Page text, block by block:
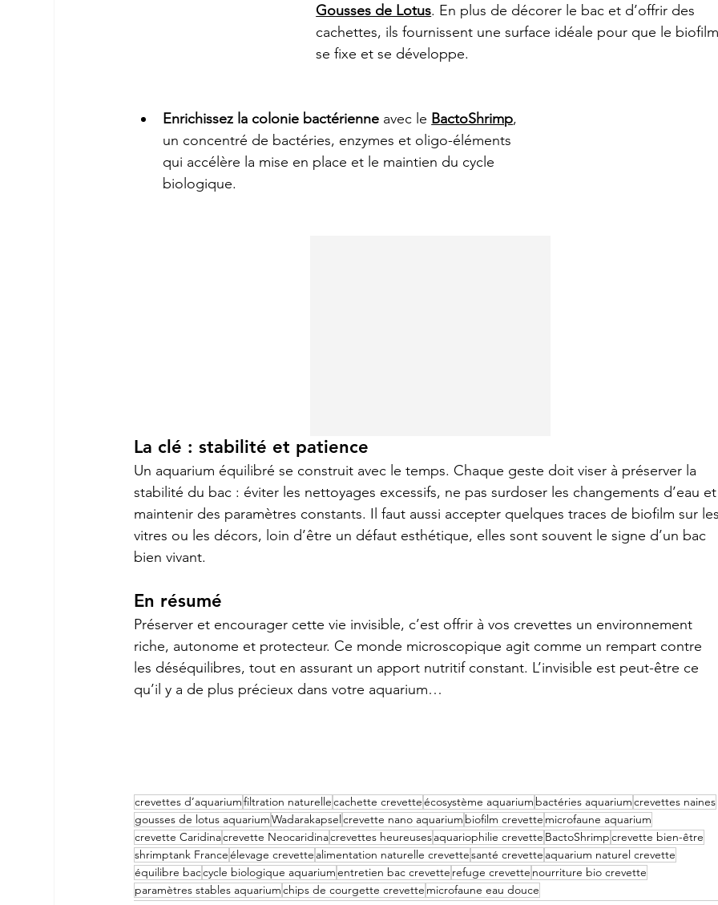
Gousses de Lotus. En plus de décorer le bac et d’offrir des
cachettes, ils fournissent une surface idéale pour que le biofilm
se fixe et se développe.
Enrichissez la colonie bactérienne avec le BactoShrimp,
un concentré de bactéries, enzymes et oligo-éléments
qui accélère la mise en place et le maintien du cycle
biologique.
La clé : stabilité et patience
Un aquarium équilibré se construit avec le temps. Chaque geste doit viser à préserver la
stabilité du bac : éviter les nettoyages excessifs, ne pas surdoser les changements d’eau et
maintenir des paramètres constants. Il faut aussi accepter quelques traces de biofilm sur les
vitres ou les décors, loin d’être un défaut esthétique, elles sont souvent le signe d’un bac
bien vivant.
En résumé
Préserver et encourager cette vie invisible, c’est offrir à vos crevettes un environnement
riche, autonome et protecteur. Ce monde microscopique agit comme un rempart contre
les déséquilibres, tout en assurant un apport nutritif constant. L’invisible est peut-être ce
qu’il y a de plus précieux dans votre aquarium…
crevettes d’aquariumfiltration naturellecachette crevetteécosystème aquarium bactéries aquariumcrevettes naines
gousses de lotus aquariumWadarakapselcrevette nano aquarium biofilm crevette microfaune aquarium
crevette Caridinacrevette Neocaridinacrevettes heureusesaquariophilie crevette BactoShrimpcrevette bien-être
shrimptank Franceélevage crevette alimentation naturelle crevettesanté crevette aquarium naturel crevette
équilibre baccycle biologique aquariumentretien bac crevette refuge crevette nourriture bio crevette
paramètres stables aquariumchips de courgette crevette microfaune eau douce